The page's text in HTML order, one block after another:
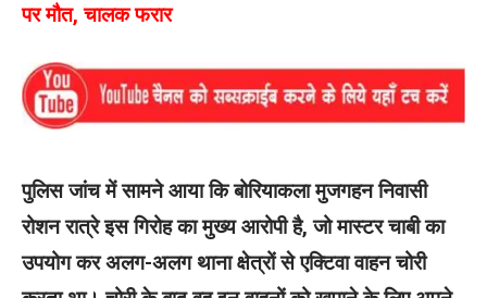
पर मौत, चालक फरार
पुलिस जांच में सामने आया कि बोरियाकला मुजगहन निवासी
रोशन रात्रे इस गिरोह का मुख्य आरोपी है, जो मास्टर चाबी का
उपयोग कर अलग-अलग थाना क्षेत्रों से एक्टिवा वाहन चोरी